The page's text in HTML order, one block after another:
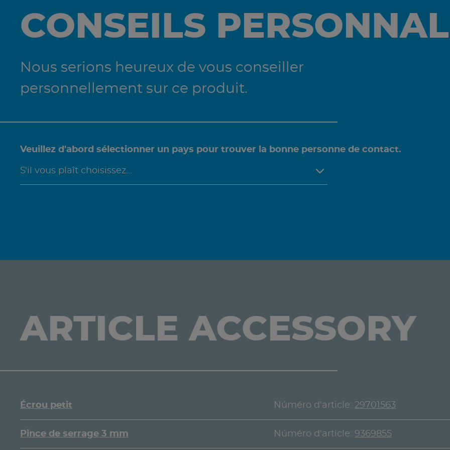
CONSEILS
Nous serions heureux de vous conseiller
personnellement sur ce produit.
Veuillez d'abord sélectionner un pays pour trouver la bonne personne de contact.
ARTICLE ACCESSORY
Écrou petit Núméro d'article: 29701563
Pince de serrage 3 mm Núméro d'article: 9369855